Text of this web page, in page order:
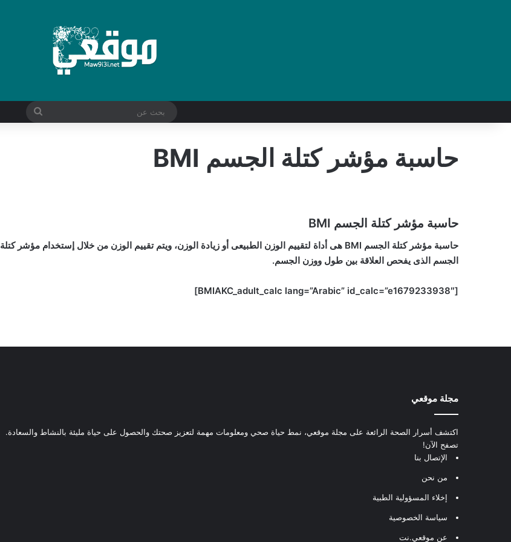
بحث
حاسبة مؤشر كتلة الجسم BMI
حاسبة مؤشر كتلة الجسم BMI
حاسبة مؤشر كتلة الجسم BMI هى أداة لتقييم الوزن الطبيعى أو زيادة الوزن، ويتم تقييم الوزن من خلال إستخدام مؤشر كتلة
الجسم الذى يفحص العلاقة بين طول ووزن الجسم.
[BMIAKC_adult_calc lang=”Arabic” id_calc=”e1679233938″]
مجلة موقعي
اكتشف أسرار الصحة الرائعة على مجلة موقعي، نمط حياة صحي ومعلومات مهمة لتعزيز صحتك والحصول على حياة مليئة بالنشاط والسعادة.
تصفح الآن!
الإتصال بنا
من نحن
إخلاء المسؤولية الطبية
سياسة الخصوصية
عن موقعي.نت